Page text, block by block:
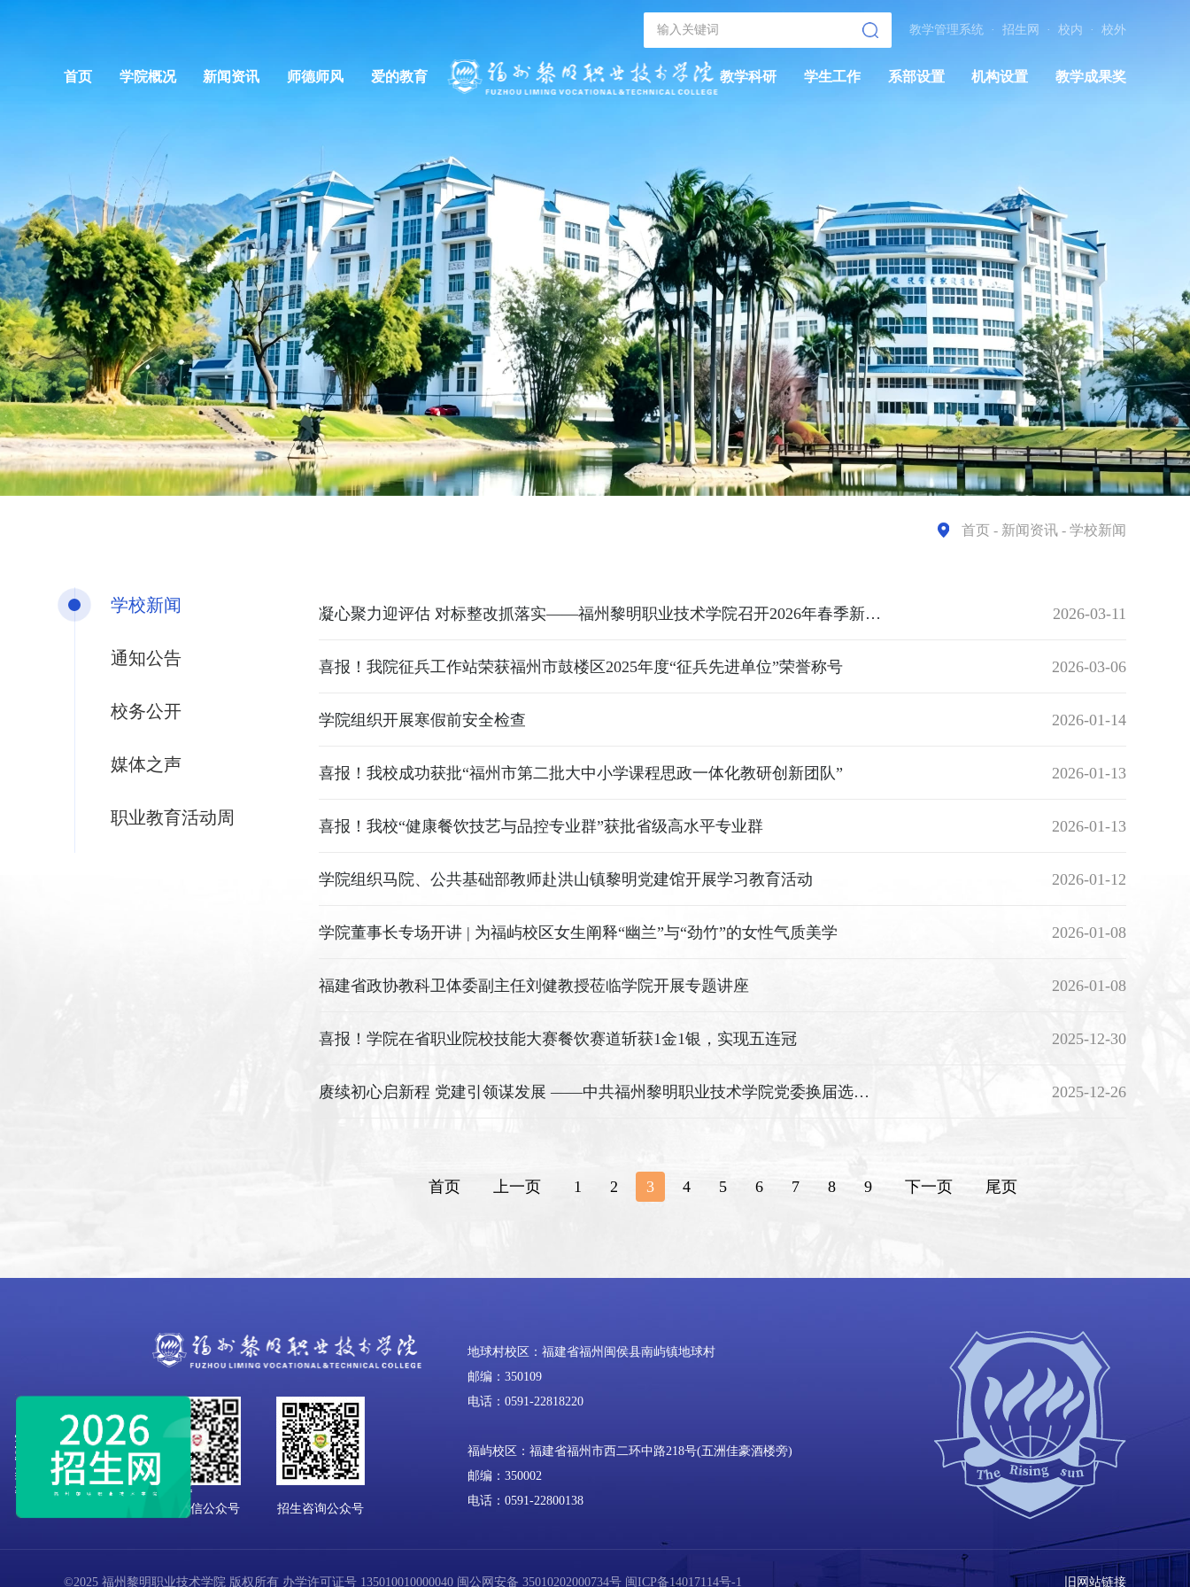
教学管理系统 · 招生网 · 校内 · 校外
首页 学院概况 新闻资讯 师德师风 爱的教育 教学科研 学生工作 系部设置 机构设置 教学成果奖
首页 - 新闻资讯 - 学校新闻
学校新闻
通知公告
校务公开
媒体之声
职业教育活动周
凝心聚力迎评估 对标整改抓落实——福州黎明职业技术学院召开2026年春季新学期全体教职工大会 2026-03-11
喜报！我院征兵工作站荣获福州市鼓楼区2025年度“征兵先进单位”荣誉称号 2026-03-06
学院组织开展寒假前安全检查 2026-01-14
喜报！我校成功获批“福州市第二批大中小学课程思政一体化教研创新团队” 2026-01-13
喜报！我校“健康餐饮技艺与品控专业群”获批省级高水平专业群 2026-01-13
学院组织马院、公共基础部教师赴洪山镇黎明党建馆开展学习教育活动 2026-01-12
学院董事长专场开讲 | 为福屿校区女生阐释“幽兰”与“劲竹”的女性气质美学 2026-01-08
福建省政协教科卫体委副主任刘健教授莅临学院开展专题讲座 2026-01-08
喜报！学院在省职业院校技能大赛餐饮赛道斩获1金1银，实现五连冠 2025-12-30
赓续初心启新程 党建引领谋发展 ——中共福州黎明职业技术学院党委换届选举党员大会顺利召开 2025-12-26
首页 上一页 1 2 3 4 5 6 7 8 9 下一页 尾页
学校微信公众号 招生咨询公众号
地球村校区：福建省福州闽侯县南屿镇地球村
邮编：350109
电话：0591-22818220
福屿校区：福建省福州市西二环中路218号(五洲佳豪酒楼旁)
邮编：350002
电话：0591-22800138
©2025 福州黎明职业技术学院 版权所有 办学许可证号 135010010000040 闽公网安备 35010202000734号 闽ICP备14017114号-1 旧网站链接